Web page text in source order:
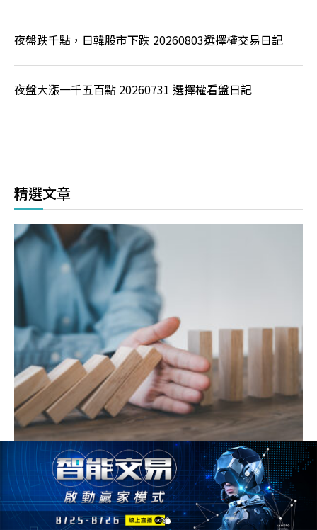
夜盤跌千點，日韓股市下跌 20260803選擇權交易日記
夜盤大漲一千五百點 20260731 選擇權看盤日記
精選文章
選擇權賣方風險無限 ? 3招分享如何避開風險，善用選擇權
賣方高勝算的交易優勢